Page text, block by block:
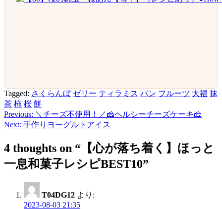
Tagged: さくらんぼ ゼリー ティラミス パン フルーツ 大福 抹
茶 柿 桜 餅
投
ナ
ビ
Previous: ＼チーズ不使用！／🧀ヘルシーチーズケーキ🧀
Next: 手作りヨーグルトアイス
4 thoughts on “ 【心が落ち着く】ほっと
一息和菓子レシピBEST10”
T04DG12 より:
2023-08-03 21:35